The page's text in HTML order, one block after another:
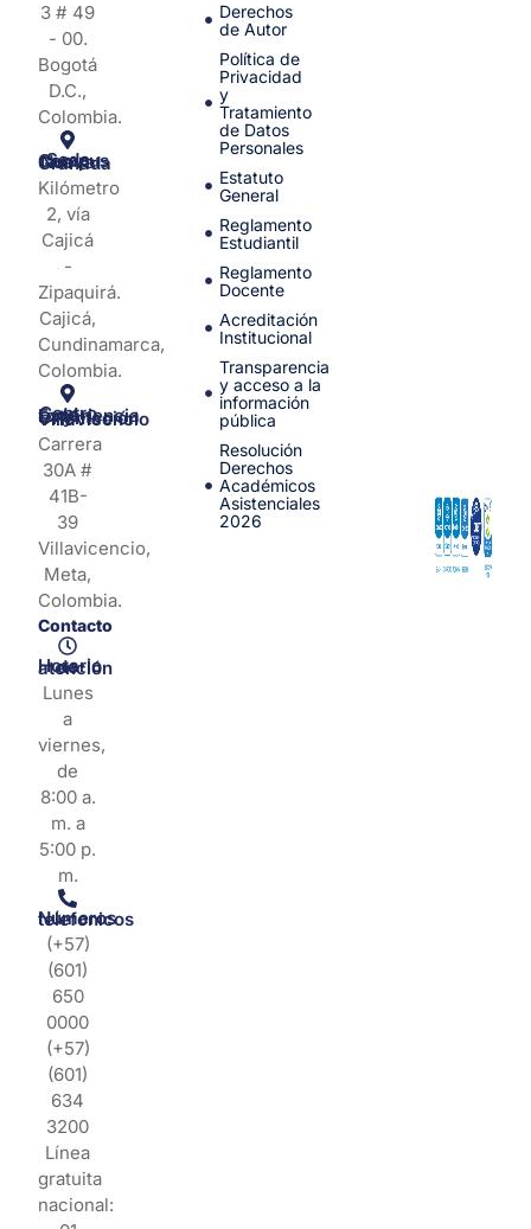
3 # 49
- 00.
Bogotá
D.C.,
Colombia.
Sede Campus Nueva Granada
Kilómetro
2, vía
Cajicá
-
Zipaquirá.
Cajicá,
Cundinamarca,
Colombia.
Centro de Experiencia y Orientación Villavicencio
Carrera
30A #
41B-
39
Villavicencio,
Meta,
Colombia.
Contacto
Horario de atención
Lunes
a
viernes,
de
8:00 a.
m. a
5:00 p.
m.
Números telefonicos
(+57)
(601)
650
0000
(+57)
(601)
634
3200
Línea
gratuita
nacional:
Derechos
de Autor
Política de
Privacidad
y
Tratamiento
de Datos
Personales
Estatuto
General
Reglamento
Estudiantil
Reglamento
Docente
Acreditación
Institucional
Transparencia
y acceso a la
información
pública
Resolución
Derechos
Académicos
Asistenciales
2026